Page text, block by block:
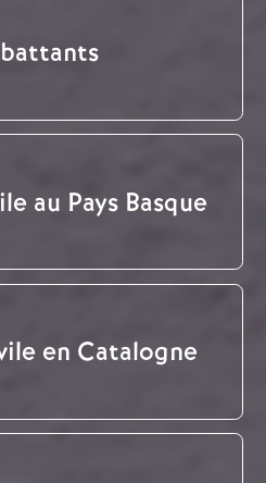
au Pays Basque
en Catalogne